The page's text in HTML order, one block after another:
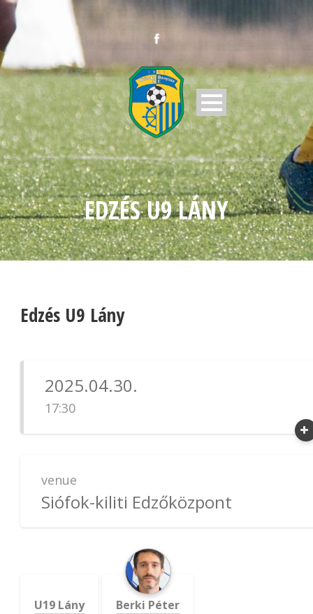
EDZÉS U9 LÁNY
Edzés U9 Lány
2025.04.30.
17:30
venue
Siófok-kiliti Edzőközpont
U19 Lány Berki Péter